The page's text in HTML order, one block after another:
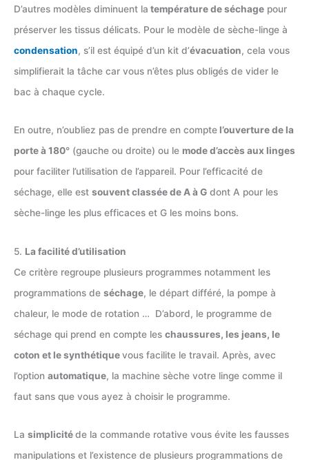
D’autres modèles diminuent la température de séchage pour
préserver les tissus délicats. Pour le modèle de sèche-linge à
condensation, s’il est équipé d’un kit d’évacuation, cela vous
simplifierait la tâche car vous n’êtes plus obligés de vider le
bac à chaque cycle.
En outre, n’oubliez pas de prendre en compte l’ouverture de la
porte à 180° (gauche ou droite) ou le mode d’accès aux linges
pour faciliter l’utilisation de l’appareil. Pour l’efficacité de
séchage, elle est souvent classée de A à G dont A pour les
sèche-linge les plus efficaces et G les moins bons.
5. La facilité d’utilisation
Ce critère regroupe plusieurs programmes notamment les
programmations de séchage, le départ différé, la pompe à
chaleur, le mode de rotation … D’abord, le programme de
séchage qui prend en compte les chaussures, les jeans, le
coton et le synthétiquevous facilite le travail. Après, avec
l’option automatique, la machine sèche votre linge comme il
faut sans que vous ayez à choisir le programme.
La simplicitéde la commande rotative vous évite les fausses
manipulations et l’existence de plusieurs programmations de